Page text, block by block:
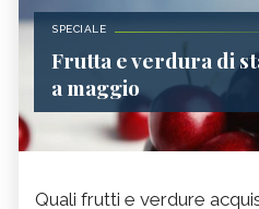
SPECIALE
Frutta e verdura di
a maggio
Quali frutti e verdure